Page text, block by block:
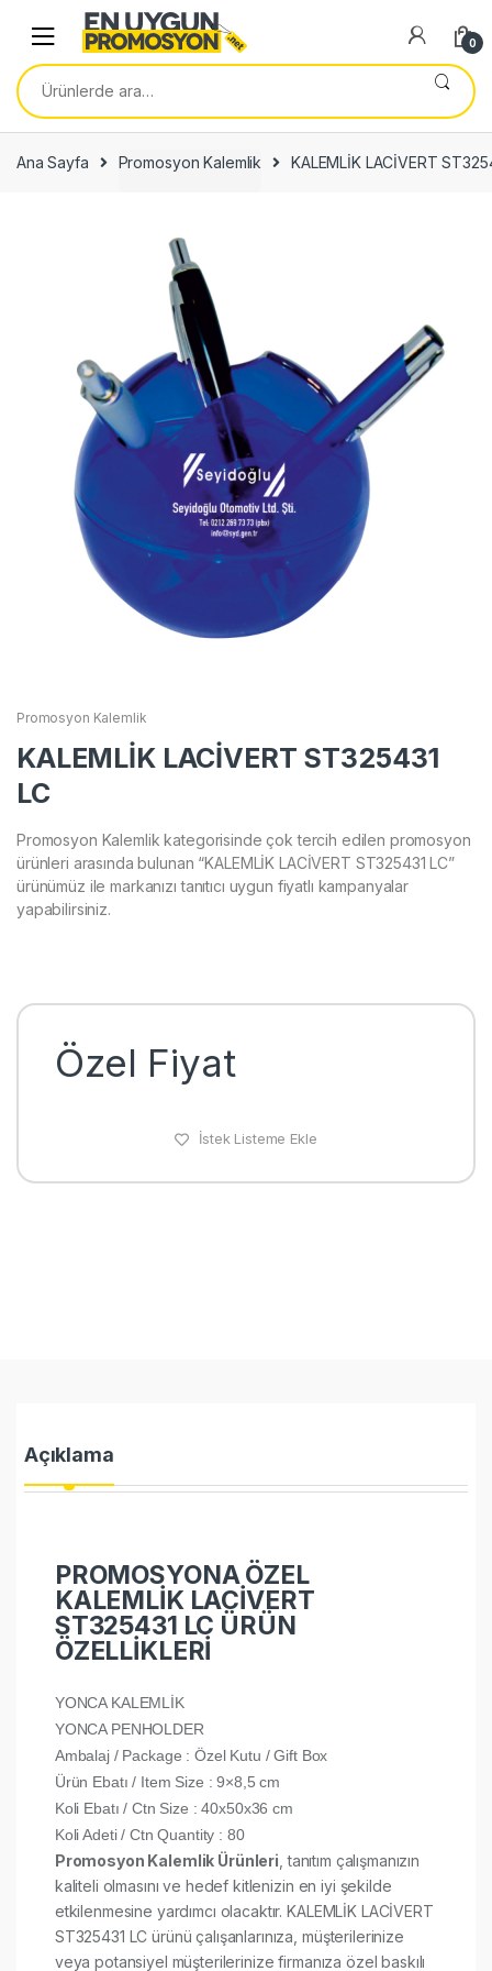
navigation
content
0
Ara:
Ana Sayfa Promosyon Kalemlik KALEMLİK LACİVERT
Promosyon Kalemlik
KALEMLİK LACİVERT ST325431
LC
Promosyon Kalemlik kategorisinde çok tercih edilen promosyon
ürünleri arasında bulunan “KALEMLİK LACİVERT ST325431 LC”
ürünümüz ile markanızı tanıtıcı uygun fiyatlı kampanyalar
yapabilirsiniz.
Özel Fiyat
İstek Listeme Ekle
Açıklama
PROMOSYONA ÖZEL
KALEMLİK LACİVERT
ST325431 LC ÜRÜN
ÖZELLİKLERİ
YONCA KALEMLİK
YONCA PENHOLDER
Ambalaj / Package : Özel Kutu / Gift Box
Ürün Ebatı / Item Size : 9×8,5 cm
Koli Ebatı / Ctn Size : 40x50x36 cm
Koli Adeti / Ctn Quantity : 80
Promosyon Kalemlik Ürünleri , tanıtım çalışmanızın
kaliteli olmasını ve hedef kitlenizin en iyi şekilde
etkilenmesine yardımcı olacaktır. KALEMLİK LACİVERT
ST325431 LC ürünü çalışanlarınıza, müşterilerinize
veya potansiyel müşterilerinize firmanıza özel baskılı